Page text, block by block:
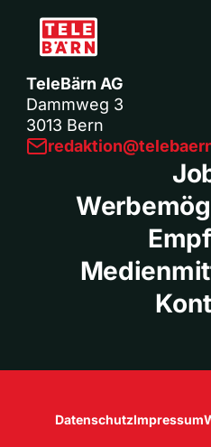
TeleBärn AG
Dammweg 3
3013 Bern
DatenschutzImpressum